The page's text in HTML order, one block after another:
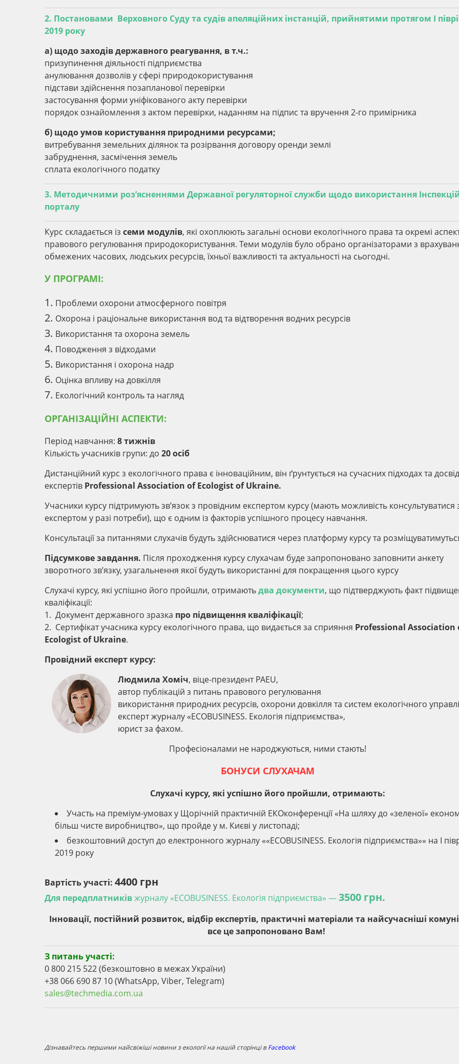
2. Постановами Верховного Суду та судів апеляційних інстанцій, прийнятими протягом І
2019 року
a) щодо заходів державного реагування, в т.ч.:
призупинення діяльності підприємства
анулювання дозволів у сфері природокористування
підстави здійснення позапланової перевірки
застосування форми уніфікованого акту перевірки
порядок ознайомлення з актом перевірки, наданням на підпис та вручення 2-го примірника
б) щодо умов користування природними ресурсами;
витребування земельних ділянок та розірвання договору оренди землі
забруднення, засмічення земель
сплата екологічного податку
3. Методичними роз’ясненнями Державної регуляторної служби щодо використання
порталу
Курс складається із семи модулів, які охоплюють загальні основи екологічного права та окремі
правового регулювання природокористування. Теми модулів було обрано організаторами з
обмежених часових, людських ресурсів, їхньої важливості та актуальності на сьогодні.
У ПРОГРАМІ:
1. Проблеми охорони атмосферного повітря
2. Охорона і раціональне використання вод та відтворення водних ресурсів
3. Використання та охорона земель
4. Поводження з відходами
5. Використання і охорона надр
6. Оцінка впливу на довкілля
7. Екологічний контроль та нагляд
ОРГАНІЗАЦІЙНІ АСПЕКТИ:
Період навчання: 8 тижнів
Кількість учасників групи: до 20 осіб
Дистанційний курс з екологічного права є інноваційним, він ґрунтується на сучасних підходах та
експертів Professional Association of Ecologist of Ukraine.
Учасники курсу підтримують зв’язок з провідним експертом курсу (мають можливість консультуватися
експертом у разі потреби), що є одним із факторів успішного процесу навчання.
Консультації за питаннями слухачів будуть здійснюватися через платформу курсу та
Підсумкове завдання. Після проходження курсу слухачам буде запропоновано заповнити анкету
зворотного зв’язку, узагальнення якої будуть використанні для покращення цього курсу
Слухачі курсу, які успішно його пройшли, отримаютьдва документи, що підтверджують факт
кваліфікації:
1. Документ державного зразка про підвищення кваліфікації;
2. Сертифікат учасника курсу екологічного права, що видається за сприяння Professional Association
Ecologist of Ukraine.
Провідний експерт курсу:
Людмила Хоміч, віце-президент PAEU,
автор публікацій з питань правового регулювання
використання природних ресурсів, охорони довкілля та систем екологічного
експерт журналу «ECOBUSINESS. Екологія підприємства»,
юрист за фахом.
Професіоналами не народжуються, ними стають!
БОНУСИ СЛУХАЧАМ
Слухачі курсу, які успішно його пройшли, отримають:
Участь на преміум-умовах у Щорічній практичній EКOконференції «На шляху до «зеленої»
більш чисте виробництво», що пройде у м. Києві у листопаді;
безкоштовний доступ до електронного журналу ««ECOBUSINESS. Екологія підприємства»» на I
2019 року
Вартість участі: 4400 грн
Для передплатниківжурналу «ECOBUSINESS. Екологія підприємства» —3500 грн.
Інновації, постійний розвиток, відбір експертів, практичні матеріали та найсучасніші
все це запропоновано Вам!
З питань участі:
0 800 215 522 (безкоштовно в межах України)
+38 066 690 87 10 (WhatsApp, Viber, Telegram)
sales@techmedia.com.ua
Дізнавайтесь першими найсвіжіші новини з екології на нашій сторінці вFacebook